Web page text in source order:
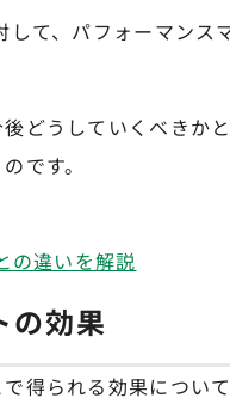
て、パフォーマンス
どうしていくべきか
です。
の違いを解説
の効果
得られる効果につい